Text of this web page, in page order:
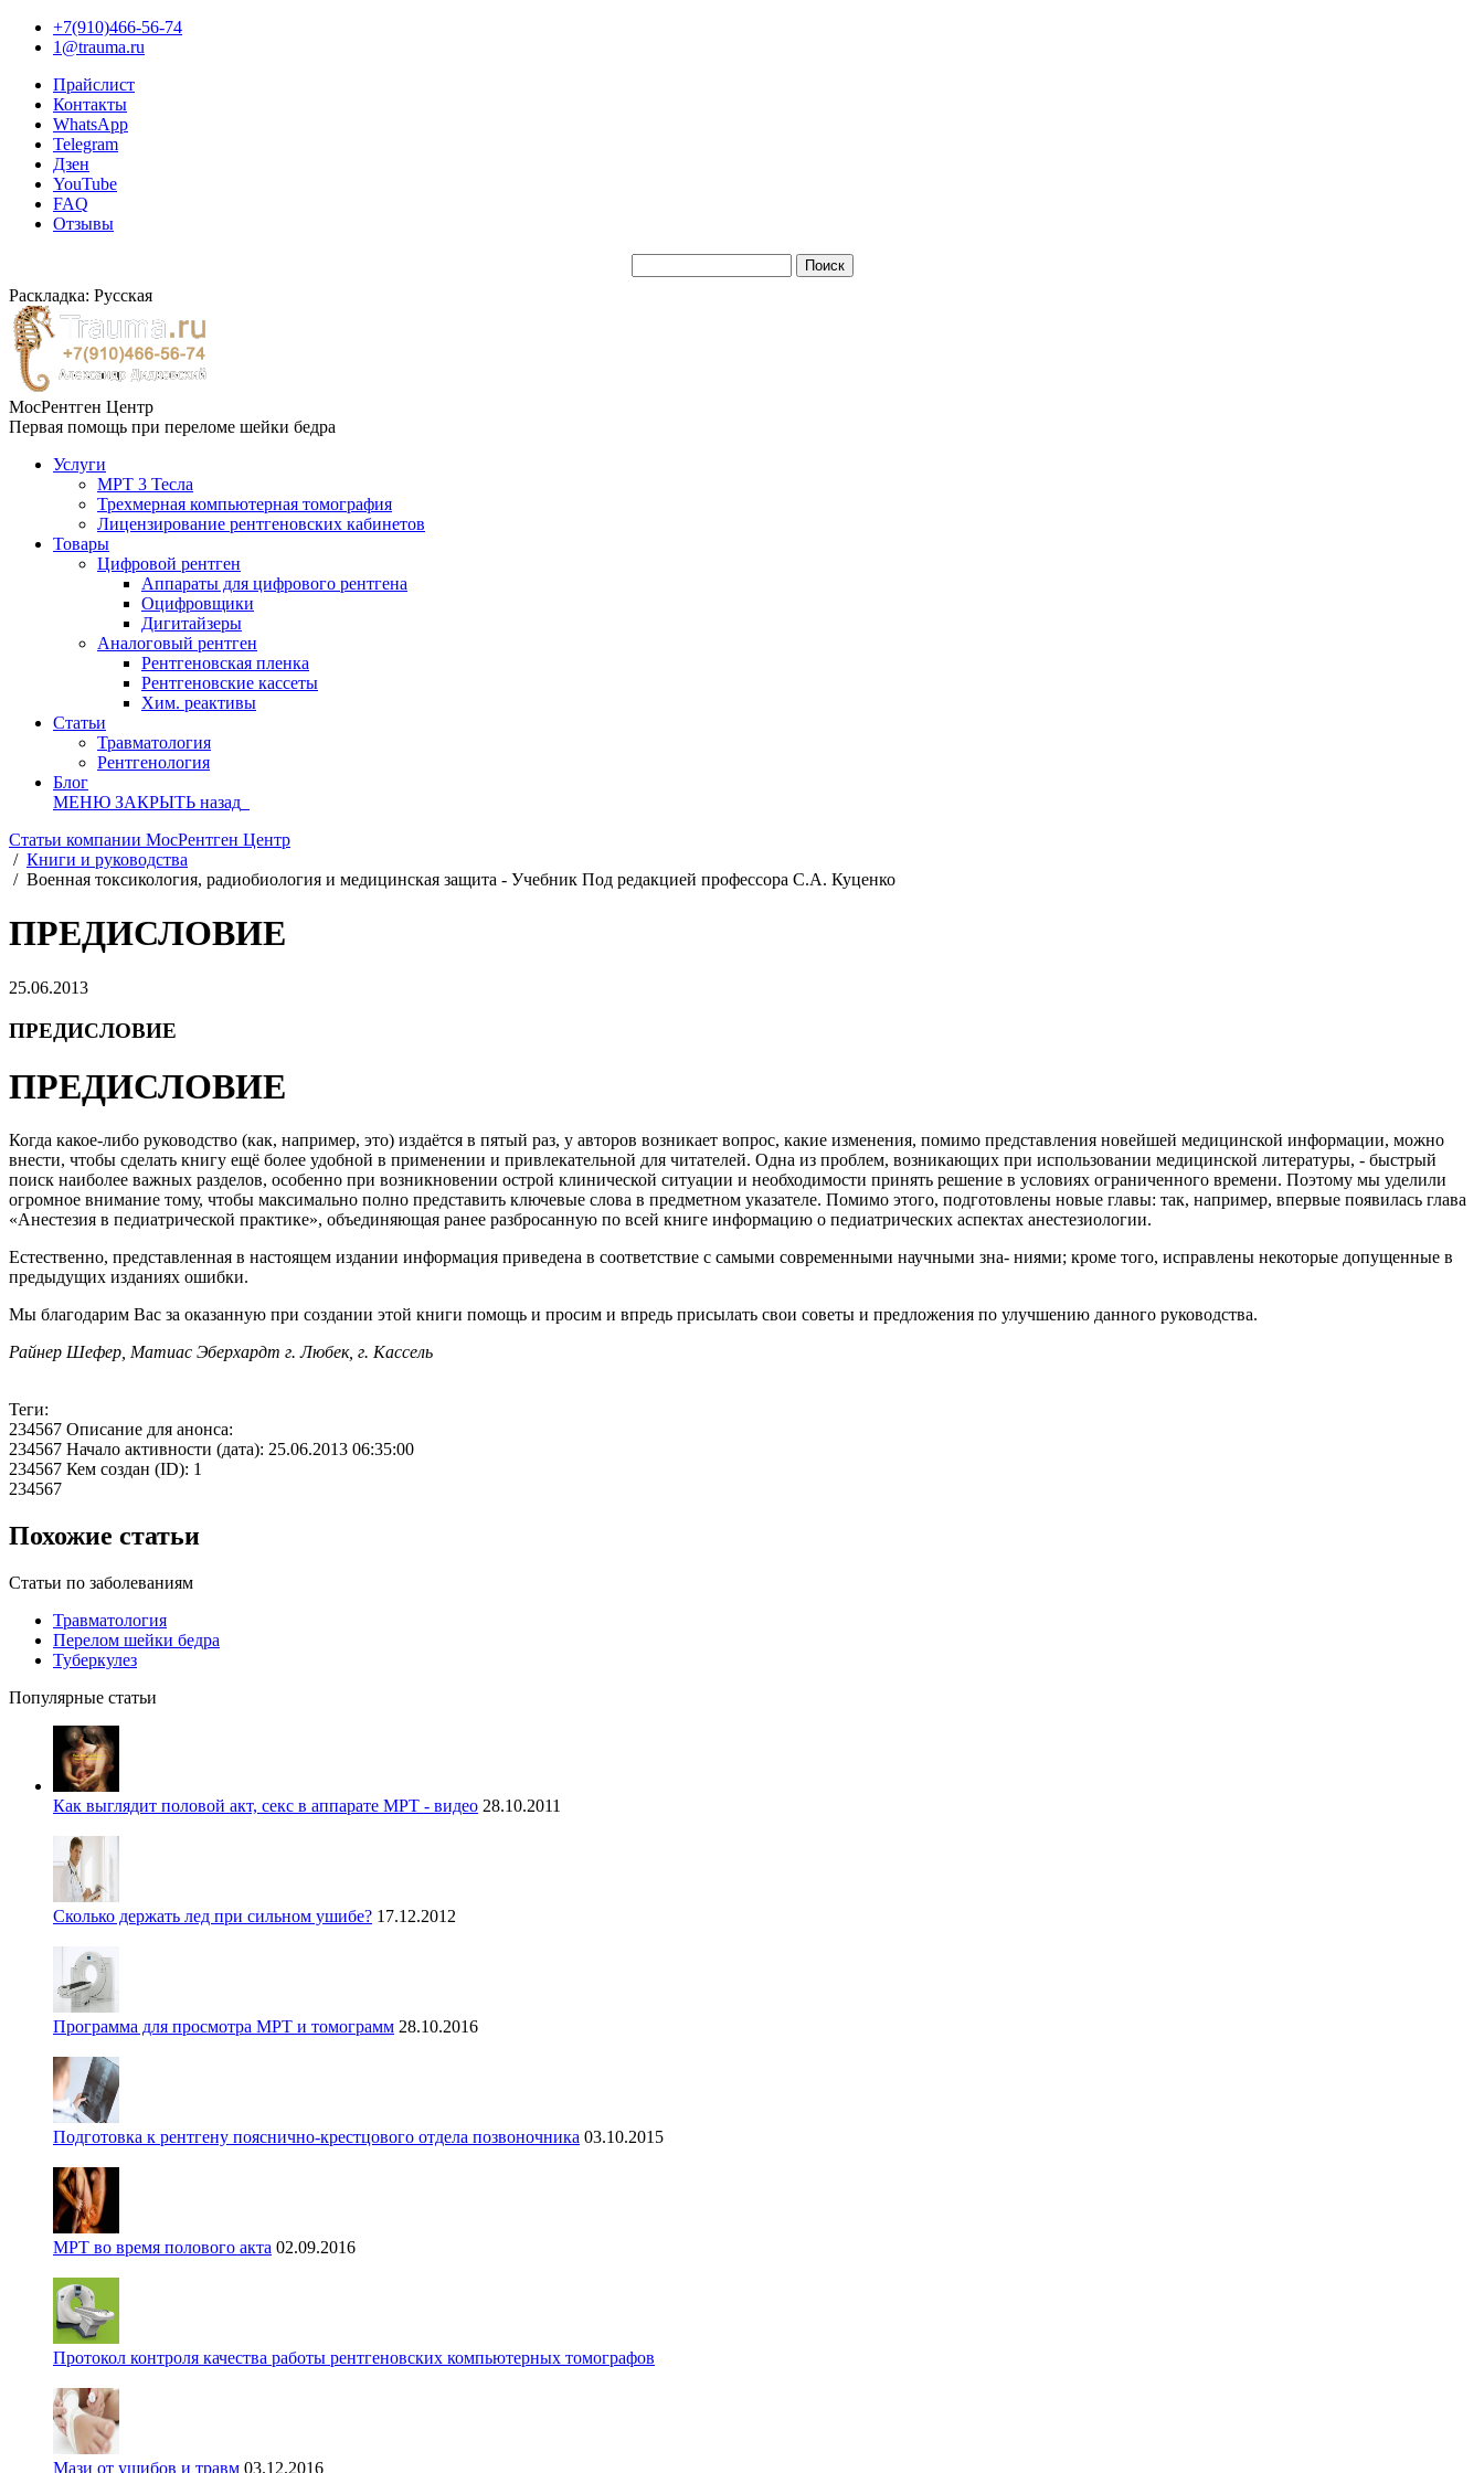
+7(910)466-56-74
1@trauma.ru
Прайслист
Контакты
WhatsApp
Telegram
Дзен
YouTube
FAQ
Отзывы
Раскладка: Русская
МосРентген Центр
Первая помощь при переломе шейки бедра
Услуги
МРТ 3 Тесла
Трехмерная компьютерная томография
Лицензирование рентгеновских кабинетов
Товары
Цифровой рентген
Аппараты для цифрового рентгена
Оцифровщики
Дигитайзеры
Аналоговый рентген
Рентгеновская пленка
Рентгеновские кассеты
Хим. реактивы
Статьи
Травматология
Рентгенология
Блог
МЕНЮ ЗАКРЫТЬ назад
Статьи компании МосРентген Центр
/ Книги и руководства
/ Военная токсикология, радиобиология и медицинская защита - Учебник Под редакцией профессора С.А. Куценко
ПРЕДИСЛОВИЕ
25.06.2013
ПРЕДИСЛОВИЕ
ПРЕДИСЛОВИЕ
Когда какое-либо руководство (как, например, это) издаётся в пятый раз, у авторов возникает вопрос, какие изменения, помимо представления новейшей медицинской информации, можно
внести, чтобы сделать книгу ещё более удобной в применении и привлекательной для читателей. Одна из проблем, возникающих при использовании медицинской литературы, - быстрый
поиск наиболее важных разделов, особенно при возникновении острой клинической ситуации и необходимости принять решение в условиях ограниченного времени. Поэтому мы уделили
огромное внимание тому, чтобы максимально полно представить ключевые слова в предметном указателе. Помимо этого, подготовлены новые главы: так, например, впервые появилась глава
«Анестезия в педиатрической практике», объединяющая ранее разбросанную по всей книге информацию о педиатрических аспектах анестезиологии.
Естественно, представленная в настоящем издании информация приведена в соответствие с самыми современными научными зна- ниями; кроме того, исправлены некоторые допущенные в
предыдущих изданиях ошибки.
Мы благодарим Вас за оказанную при создании этой книги помощь и просим и впредь присылать свои советы и предложения по улучшению данного руководства.
Райнер Шефер, Матиас Эберхардт г. Любек, г. Кассель
Теги:
234567 Описание для анонса:
234567 Начало активности (дата): 25.06.2013 06:35:00
234567 Кем создан (ID): 1
234567
Похожие статьи
Статьи по заболеваниям
Травматология
Перелом шейки бедра
Туберкулез
Популярные статьи
Как выглядит половой акт, секс в аппарате МРТ - видео 28.10.2011
Сколько держать лед при сильном ушибе? 17.12.2012
Программа для просмотра МРТ и томограмм 28.10.2016
Подготовка к рентгену пояснично-крестцового отдела позвоночника 03.10.2015
МРТ во время полового акта 02.09.2016
Протокол контроля качества работы рентгеновских компьютерных томографов
Мази от ушибов и травм 03.12.2016